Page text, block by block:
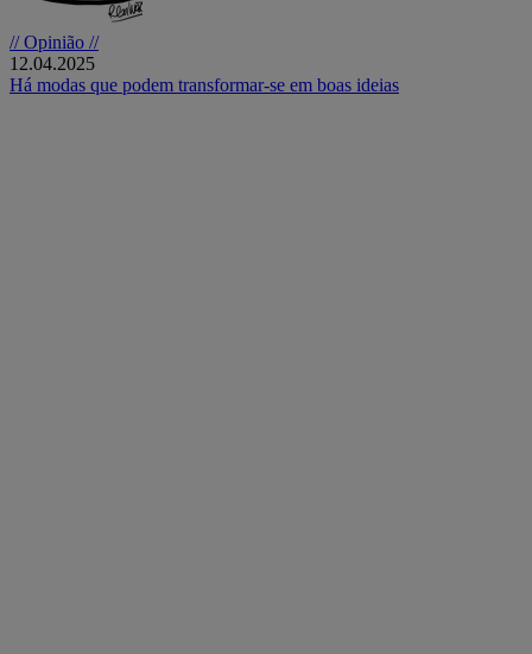
// Opinião //
12.04.2025
Há modas que podem transformar-se em boas ideias